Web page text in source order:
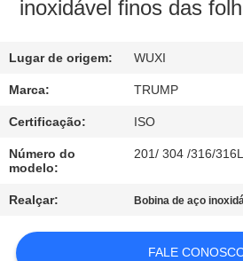
CONTROLE
DE
QUALIDADE
CONTACTE-
NOS
inoxidável finos das
Lugar de origem: WUXI
Marca: TRUMP
Certificação: ISO
Número do
modelo:
201/ 304 /316/316L
Realçar: Bobina de aço
FALE